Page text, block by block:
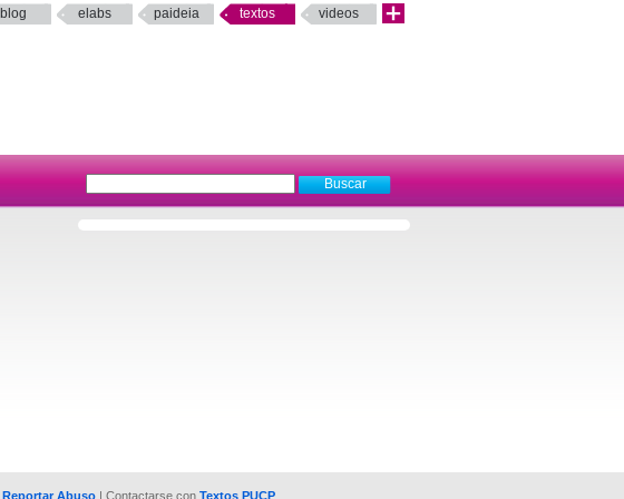
blog elabs paideia textos videos
Reportar Abuso| Contactarse con Textos PUCP